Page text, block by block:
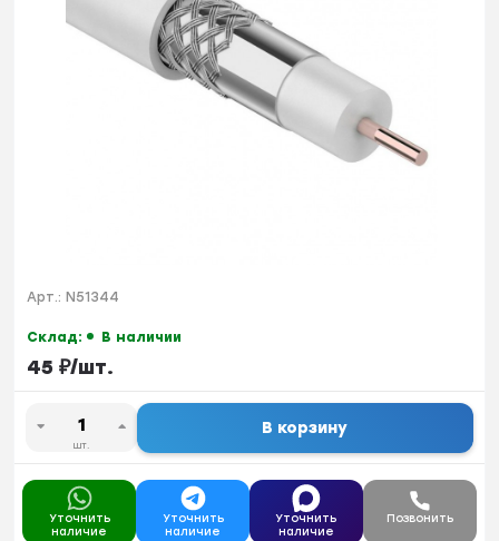
Арт.: N51344
Склад: В наличии
45 ₽/шт.
шт.
В корзину
Уточнить
наличие
Уточнить
наличие
Уточнить
наличие
Позвонить